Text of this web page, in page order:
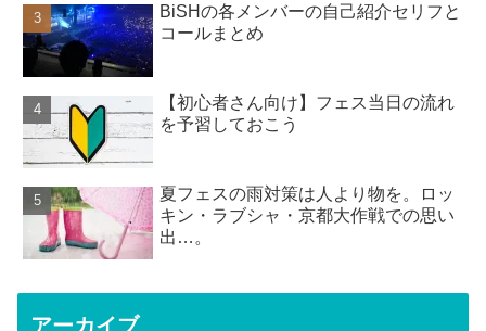
BiSHの各メンバーの自己紹介セリフと
コールまとめ
【初心者さん向け】フェス当日の流れ
を予習しておこう
夏フェスの雨対策は人より物を。ロッ
キン・ラブシャ・京都大作戦での思い
出…。
アーカイブ